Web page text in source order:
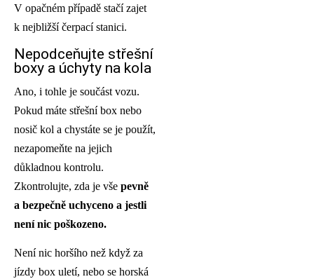
V opačném případě stačí zajet
k nejbližší čerpací stanici.
Nepodceňujte střešní
boxy a úchyty na kola
Ano, i tohle je součást vozu.
Pokud máte střešní box nebo
nosič kol a chystáte se je použít,
nezapomeňte na jejich
důkladnou kontrolu.
Zkontrolujte, zda je vše pevně
a bezpečně uchyceno a jestli
není nic poškozeno.
Není nic horšího než když za
jízdy box uletí, nebo se horská